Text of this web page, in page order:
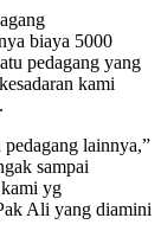
biaya 5000
pedagang yang
kami
pedagang lainnya,”
sampai
yg
Ali yang diamini